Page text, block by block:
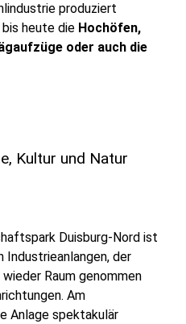
produziert
bis heute die Hochöfen,
oder auch die
Kultur und Natur
Duisburg-Nord ist
Industrieanlangen, der
Raum genommen
Am
Anlage spektakulär